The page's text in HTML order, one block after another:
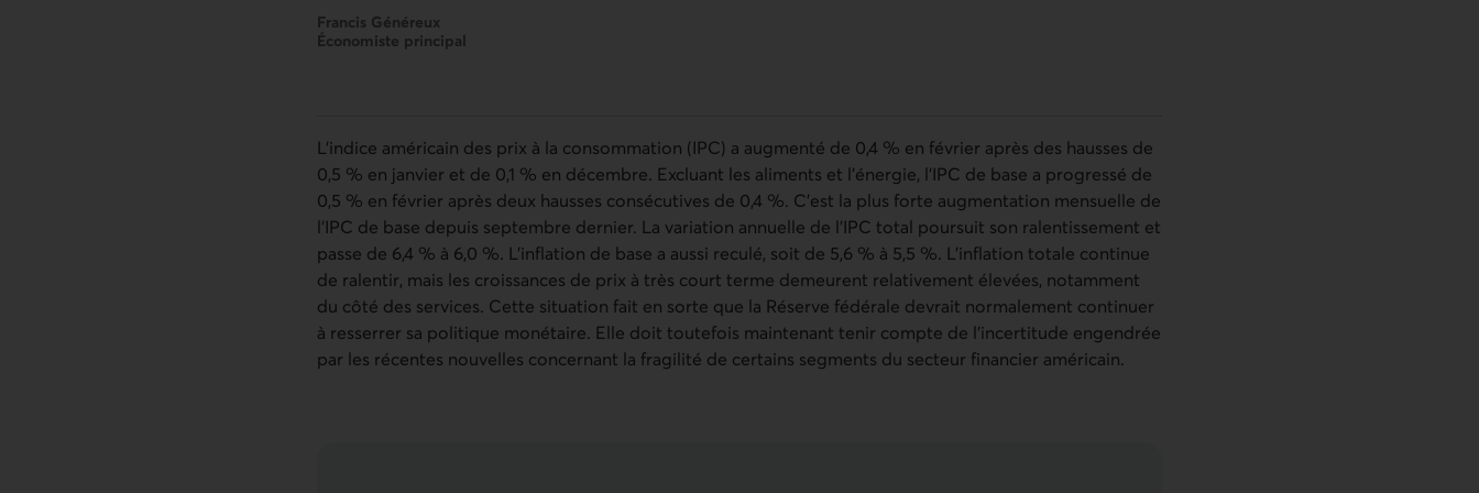
Francis Généreux
Économiste principal
L’indice américain des prix à la consommation (IPC) a augmenté de 0,4 % en février après des hausses de
0,5 % en janvier et de 0,1 % en décembre. Excluant les aliments et l’énergie, l’IPC de base a progressé de
0,5 % en février après deux hausses consécutives de 0,4 %. C’est la plus forte augmentation mensuelle de
l’IPC de base depuis septembre dernier. La variation annuelle de l’IPC total poursuit son ralentissement et
passe de 6,4 % à 6,0 %. L’inflation de base a aussi reculé, soit de 5,6 % à 5,5 %. L’inflation totale continue
de ralentir, mais les croissances de prix à très court terme demeurent relativement élevées, notamment
du côté des services. Cette situation fait en sorte que la Réserve fédérale devrait normalement continuer
à resserrer sa politique monétaire. Elle doit toutefois maintenant tenir compte de l’incertitude engendrée
par les récentes nouvelles concernant la fragilité de certains segments du secteur financier américain.